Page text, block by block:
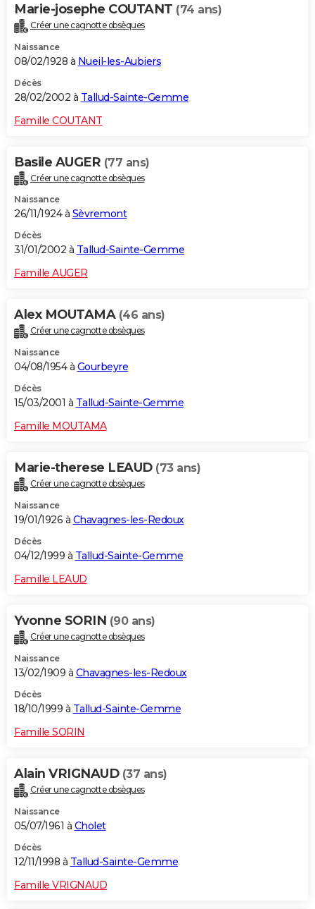
Marie-josephe COUTANT (74 ans)
Créer une cagnotte obsèques
Naissance
08/02/1928 à Nueil-les-Aubiers
Décès
28/02/2002 à Tallud-Sainte-Gemme
Famille COUTANT
Basile AUGER (77 ans)
Créer une cagnotte obsèques
Naissance
26/11/1924 à Sèvremont
Décès
31/01/2002 à Tallud-Sainte-Gemme
Famille AUGER
Alex MOUTAMA (46 ans)
Créer une cagnotte obsèques
Naissance
04/08/1954 à Gourbeyre
Décès
15/03/2001 à Tallud-Sainte-Gemme
Famille MOUTAMA
Marie-therese LEAUD (73 ans)
Créer une cagnotte obsèques
Naissance
19/01/1926 à Chavagnes-les-Redoux
Décès
04/12/1999 à Tallud-Sainte-Gemme
Famille LEAUD
Yvonne SORIN (90 ans)
Créer une cagnotte obsèques
Naissance
13/02/1909 à Chavagnes-les-Redoux
Décès
18/10/1999 à Tallud-Sainte-Gemme
Famille SORIN
Alain VRIGNAUD (37 ans)
Créer une cagnotte obsèques
Naissance
05/07/1961 à Cholet
Décès
12/11/1998 à Tallud-Sainte-Gemme
Famille VRIGNAUD